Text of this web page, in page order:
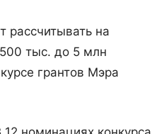
рассчитывать на
тыс. до 5 млн
грантов Мэра